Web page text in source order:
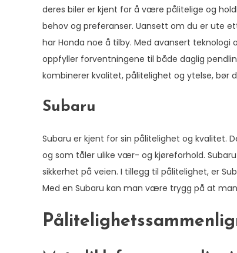
deres biler er kjent for å være pålitelige og
behov og preferanser. Uansett om du er ute
har Honda noe å tilby. Med avansert
oppfyller forventningene til både daglig
kombinerer kvalitet, pålitelighet og ytelse, bør
Subaru
Subaru er kjent for sin pålitelighet og kvalitet.
og som tåler ulike vær- og kjøreforhold.
sikkerhet på veien. I tillegg til pålitelighet, er
Med en Subaru kan man være trygg på at